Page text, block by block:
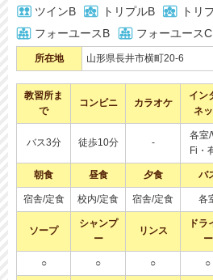
ツインB
トリプルB
トリ
フォーユースB
フォーユース
所在地 山形県長井市横町20-6
教習所ま
で
コンビニ カラオケ
イン
ネ
バス3分 徒歩10分 -
各室
Fi・
朝食 昼食 夕食 バ
宿舎/定食 校内/定食 宿舎/定食 各
ソープ
シャンプ
ー
リンス
ドラ
ー
○ ○ ○ ○